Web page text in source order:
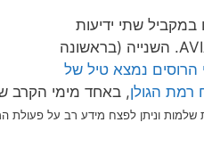
פורסמו במקביל שתי ידיעות
קטנות באתר שנקרא AVIA.PRO. השנייה (בראשונה
הרוסים נמצא טיל של
רמת הגולן, באחד מימי הקרב
שלמות וניתן לפצח מידע רב על פעולת